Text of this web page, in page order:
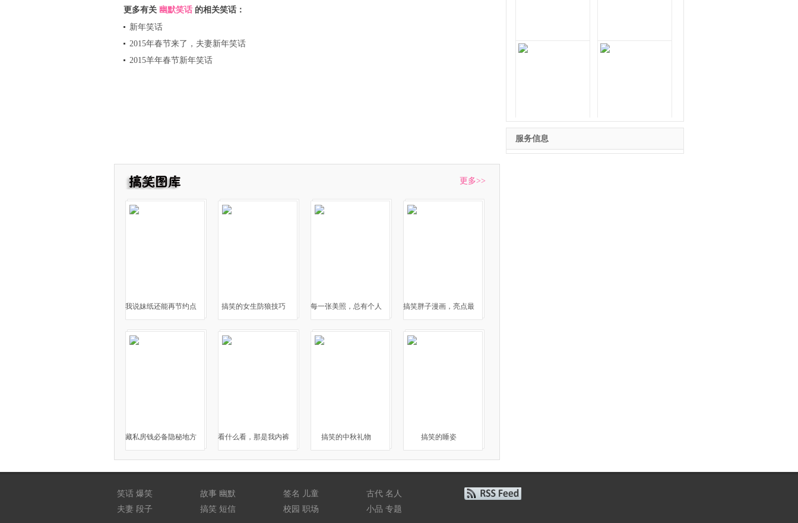
更多有关 幽默笑话 的相关笑话：
新年笑话
2015年春节来了，夫妻新年笑话
2015羊年春节新年笑话
更多>>
我说妹纸还能再节约点 搞笑的女生防狼技巧 每一张美照，总有个人 搞笑胖子漫画，亮点最
藏私房钱必备隐秘地方 看什么看，那是我内裤 搞笑的中秋礼物 搞笑的睡姿
这蜡像也是“太 据说能找到6处以
服务信息
笑话 爆笑
夫妻 段子
故事 幽默
搞笑 短信
签名 儿童
校园 职场
古代 名人
小品 专题